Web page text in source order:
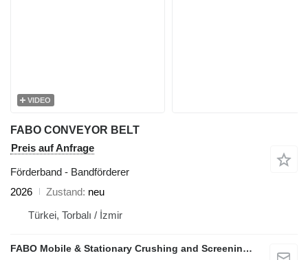
VIDEO
FABO CONVEYOR BELT
Preis auf Anfrage
Förderband - Bandförderer
2026
Zustand neu
Türkei, Torbalı / İzmir
FABO Mobile & Stationary Crushing and Screening Plants | Concrete Batching Plants Manufacturer